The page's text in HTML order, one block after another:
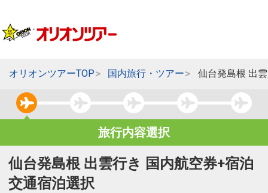
オリオンツアーTOP 国内旅行・ツアー 仙台発島根 出
旅行内容選択
仙台発島根 出雲行き 国内航空券+宿泊
交通宿泊選択